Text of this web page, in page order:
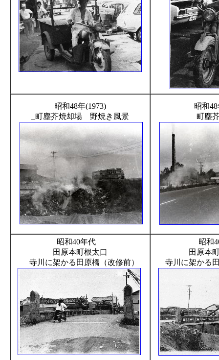
昭和48年(1973)
_町塵芥焼却場 野焼き風景
昭和
町塵
昭和40年代
田原本町根太口
寺川に架かる田原橋（改修前）
昭和
田原本
寺川に架かる